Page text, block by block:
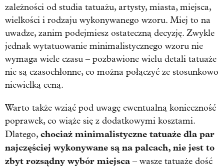
zależności od studia tatuażu, artysty, miasta, miejsca,
wielkości i rodzaju wykonywanego wzoru. Miej to na
uwadze, zanim podejmiesz ostateczną decyzję. Zwykle
jednak wytatuowanie minimalistycznego wzoru nie
wymaga wiele czasu – pozbawione wielu detali tatuaże
nie są czasochłonne, co można połączyć ze stosunkowo
niewielką ceną.
Warto także wziąć pod uwagę ewentualną konieczność
poprawek, co wiąże się z dodatkowymi kosztami.
Dlatego,chociaż minimalistyczne tatuaże dla par
najczęściej wykonywane są na palcach, nie jest to
zbyt rozsądny wybór miejsca – wasze tatuaże dość